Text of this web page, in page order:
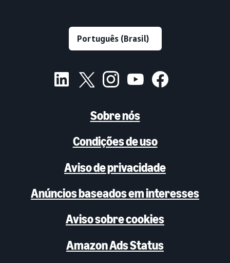
Sobre nós
Condições de uso
Aviso de privacidade
Anúncios baseados em interesses
Aviso sobre cookies
Amazon Ads Status